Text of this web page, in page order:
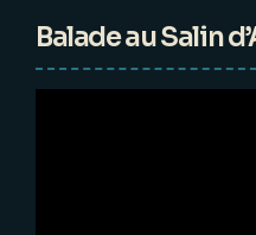
Balade au Salin